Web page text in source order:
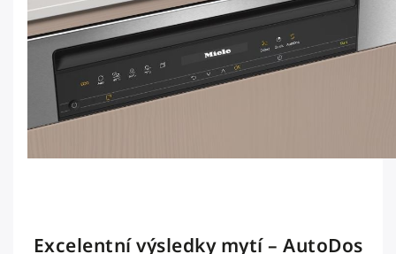
Excelentní výsledky mytí – AutoDos